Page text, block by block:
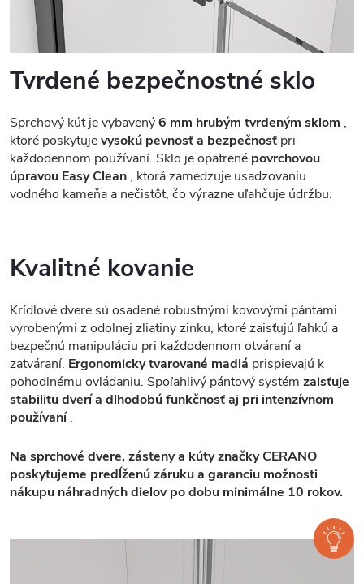
Tvrdené bezpečnostné sklo
Sprchový kút je vybavený6 mm hrubým tvrdeným sklom ,
ktoré poskytujevysokú pevnosť a bezpečnosť pri
každodennom používaní. Sklo je opatrené povrchovou
úpravou Easy Clean , ktorá zamedzuje usadzovaniu
vodného kameňa a nečistôt, čo výrazne uľahčuje údržbu.
Kvalitné kovanie
Krídlové dvere sú osadené robustnými kovovými pántami
vyrobenými z odolnej zliatiny zinku, ktoré zaisťujú ľahkú a
bezpečnú manipuláciu pri každodennom otváraní a
zatváraní. Ergonomicky tvarované madlá prispievajú k
pohodlnému ovládaniu. Spoľahlivý pántový systém zaisťuje
stabilitu dverí a dlhodobú funkčnosť aj pri intenzívnom
používaní.
Na sprchové dvere, zásteny a kúty značky CERANO
poskytujeme predĺženú záruku a garanciu možnosti
nákupu náhradných dielov po dobu minimálne 10 rokov.